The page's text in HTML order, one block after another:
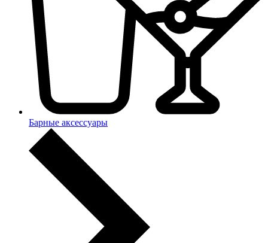
Барные аксессуары